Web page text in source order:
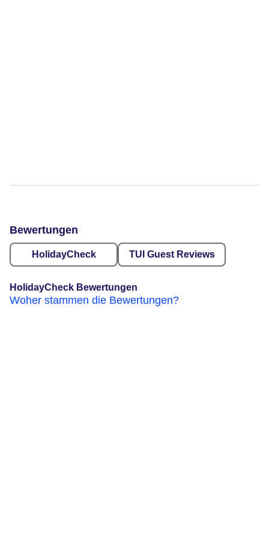
Bewertungen
HolidayCheck TUI Guest Reviews
HolidayCheck Bewertungen
Woher stammen die Bewertungen?